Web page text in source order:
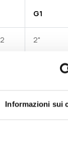
Informazioni sui
G1
2"